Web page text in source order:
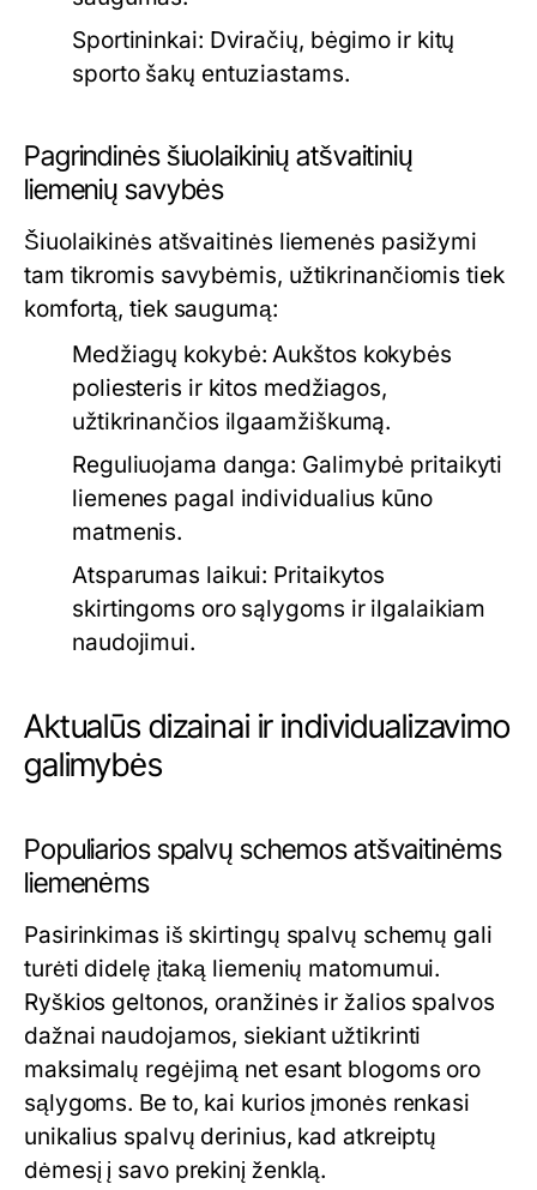
Sportininkai: Dviračių, bėgimo ir kitų
sporto šakų entuziastams.
Pagrindinės šiuolaikinių atšvaitinių
liemenių savybės
Šiuolaikinės atšvaitinės liemenės pasižymi
tam tikromis savybėmis, užtikrinančiomis tiek
komfortą, tiek saugumą:
Medžiagų kokybė: Aukštos kokybės
poliesteris ir kitos medžiagos,
užtikrinančios ilgaamžiškumą.
Reguliuojama danga: Galimybė pritaikyti
liemenes pagal individualius kūno
matmenis.
Atsparumas laikui: Pritaikytos
skirtingoms oro sąlygoms ir ilgalaikiam
naudojimui.
Aktualūs dizainai ir individualizavimo
galimybės
Populiarios spalvų schemos atšvaitinėms
liemenėms
Pasirinkimas iš skirtingų spalvų schemų gali
turėti didelę įtaką liemenių matomumui.
Ryškios geltonos, oranžinės ir žalios spalvos
dažnai naudojamos, siekiant užtikrinti
maksimalų regėjimą net esant blogoms oro
sąlygoms. Be to, kai kurios įmonės renkasi
unikalius spalvų derinius, kad atkreiptų
dėmesį į savo prekinį ženklą.